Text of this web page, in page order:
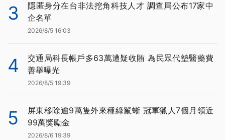
3
隱匿身分在台非法挖角科技人才 調查局公布17家中
企名單
2026/8/5 16:03
4
交通局科長帳戶多63萬遭疑收賄 為民眾代墊醫藥費
善舉曝光
2026/8/5 19:39
5
屏東移除逾9萬隻外來種綠鬣蜥 冠軍獵人7個月領近
99萬獎勵金
2026/8/6 19:39